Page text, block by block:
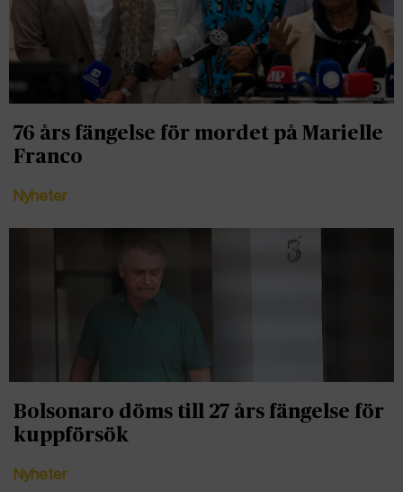
76 års fängelse för mordet på Marielle
Franco
Nyheter
Bolsonaro döms till 27 års fängelse för
kuppförsök
Nyheter